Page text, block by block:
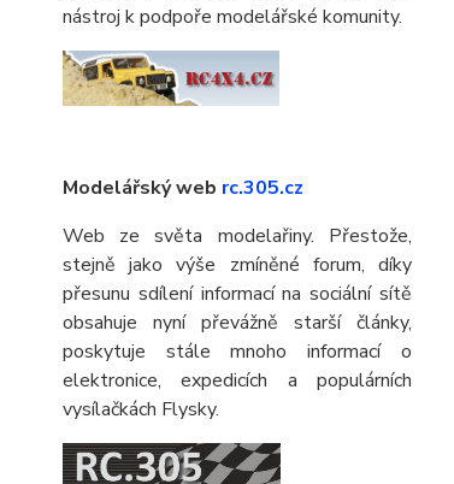
nástroj k podpoře modelářské komunity.
Modelářský web rc.305.cz
Web ze světa modelařiny. Přestože,
stejně jako výše zmíněné forum, díky
přesunu sdílení informací na sociální sítě
obsahuje nyní převážně starší články,
poskytuje stále mnoho informací o
elektronice, expedicích a populárních
vysílačkách Flysky.